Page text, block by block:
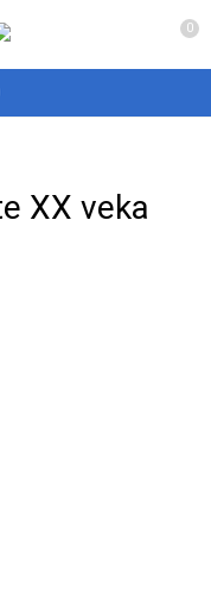
0
XX veka